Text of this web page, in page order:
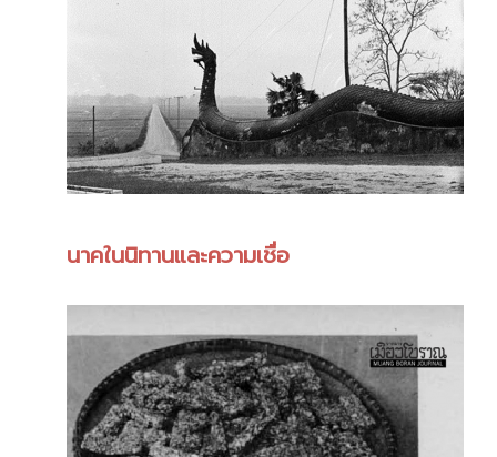
นาคในนิทานและความเชื่อ